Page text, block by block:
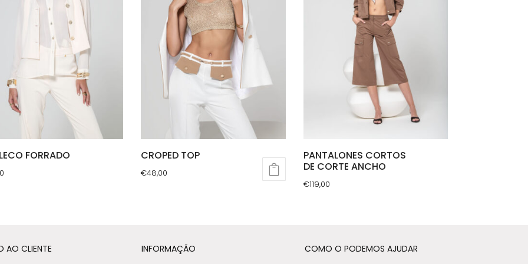
FORRADO CROPED TOP
€48,00
variants.
PANTALONES CORTOS
DE CORTE ANCHO
€119,00
multiple
AO CLIENTE INFORMAÇÃO COMO O PODEMOS AJUDAR